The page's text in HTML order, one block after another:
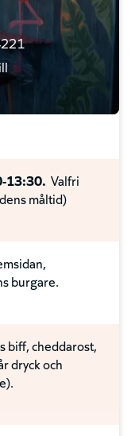
crispers och
med E-Meals
L FI
AX
13:30. Valfri
måltid)
burgare.
biff, cheddarost,
dryck och